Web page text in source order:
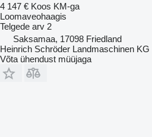
4 147 € Koos KM-ga
Loomaveohaagis
Telgede arv 2
Saksamaa, 17098 Friedland
Heinrich Schröder Landmaschinen KG
Võta ühendust müüjaga